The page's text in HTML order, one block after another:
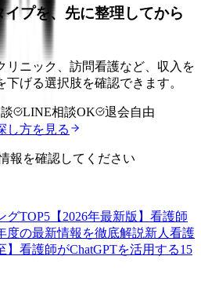
プを、先に整理してから
リニック、訪問看護など、収入を
げる選択肢を確認できます。
LINE相談OK
退会自由
し方を見る
報を確認してください
TOP5【2026年最新版】 看護師
度の最新情報を徹底解説新人看護
看護師がChatGPTを活用する15